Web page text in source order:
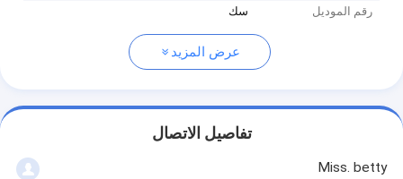
رقم الموديل
سك
عرض المزيد
تفاصيل الاتصال
Miss. betty